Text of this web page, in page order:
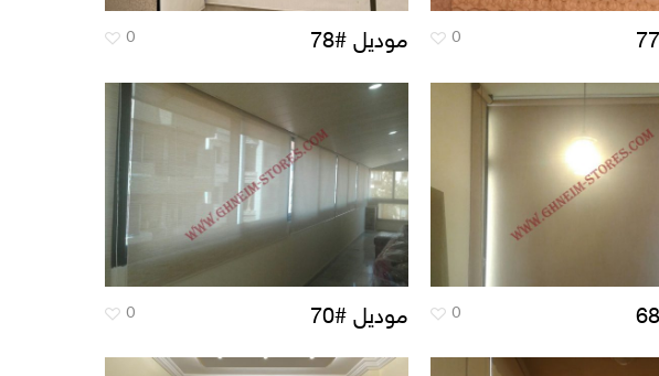
0 موديل #78 0
0 موديل #70 0